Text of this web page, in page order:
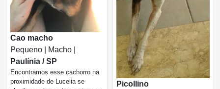
Cao macho
Pequeno | Macho |
Paulínia / SP
Encontramos esse cachorro na
proximidade de Lucelia se
Picollino